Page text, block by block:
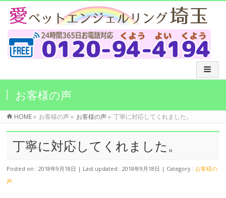
お客様の声
HOME» お客様の声 » お客様の声» 丁寧に対応してくれました。
丁寧に対応してくれました。
Posted on : 2018年9月18日 Last updated : 2018年9月18日 Category : お客様の
声